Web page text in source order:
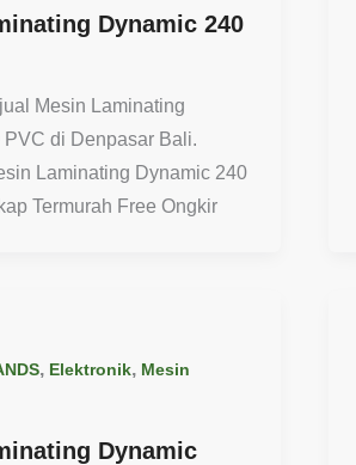
Dynamic 240
Mesin Laminating
PVC di Denpasar Bali.
Laminating Dynamic 240
Termurah Free Ongkir
, Elektronik, Mesin
Dynamic